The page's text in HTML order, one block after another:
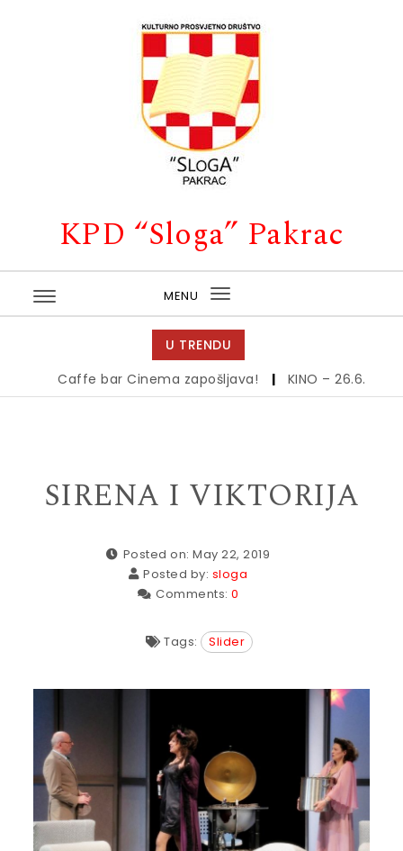
KPD “Sloga” Pakrac
MENU
Toggle
navigation
U TRENDU
Caffe bar Cinema zapošljava!
| KINO – 26.6. |
SIRENA I VIKTORIJA
Posted on: May 22, 2019
Posted by: sloga
Comments: 0
Tags: Slider